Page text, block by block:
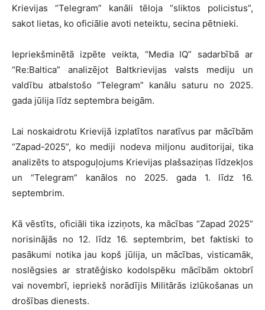
Krievijas “Telegram” kanāli tēloja “sliktos policistus”,
sakot lietas, ko oficiālie avoti neteiktu, secina pētnieki.
Iepriekšminētā izpēte veikta, “Media IQ” sadarbībā ar
“Re:Baltica” analizējot Baltkrievijas valsts mediju un
valdību atbalstošo “Telegram” kanālu saturu no 2025.
gada jūlija līdz septembra beigām.
Lai noskaidrotu Krievijā izplatītos naratīvus par mācībām
“Zapad-2025”, ko mediji nodeva miljonu auditorijai, tika
analizēts to atspoguļojums Krievijas plašsaziņas līdzekļos
un “Telegram” kanālos no 2025. gada 1. līdz 16.
septembrim.
Kā vēstīts, oficiāli tika izziņots, ka mācības “Zapad 2025”
norisinājās no 12. līdz 16. septembrim, bet faktiski to
pasākumi notika jau kopš jūlija, un mācības, visticamāk,
noslēgsies ar stratēģisko kodolspēku mācībām oktobrī
vai novembrī, iepriekš norādījis Militārās izlūkošanas un
drošības dienests.